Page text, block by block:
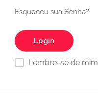
Esqueceu sua Senha?
Lembre-se de mim